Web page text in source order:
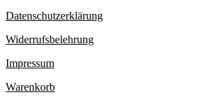
Datenschutzerklärung
Widerrufsbelehrung
Impressum
Warenkorb